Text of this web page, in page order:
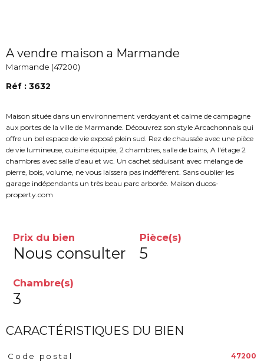
A vendre maison a Marmande
Marmande (47200)
Réf : 3632
Maison située dans un environnement verdoyant et calme de campagne
aux portes de la ville de Marmande. Découvrez son style Arcachonnais qui
offre un bel espace de vie exposé plein sud. Rez de chaussée avec une pièce
de vie lumineuse, cuisine équipée, 2 chambres, salle de bains, A l'étage 2
chambres avec salle d'eau et wc. Un cachet séduisant avec mélange de
pierre, bois, volume, ne vous laissera pas indéfférent. Sans oublier les
garage indépendants un très beau parc arborée. Maison ducos-
property.com
Prix du bien
Nous consulter
Pièce(s)
5
Chambre(s)
3
CARACTÉRISTIQUES DU BIEN
Caractéristiques Valeurs
Code postal 47200